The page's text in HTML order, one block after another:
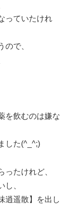
っていたけれ
ので、
を飲むのは嫌な
した(^_^;)
たけれど、
し、
逍遥散】を出し